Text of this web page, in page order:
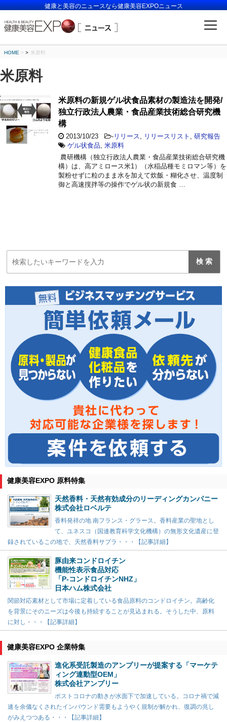
健康と美容のニュースなら健康美容EXPOニュース
HOME > 米原料
米原料
米原料の新規ゲル状食品素材の製造法を開発/
独立行政法人農業・食品産業技術総合研究機
構
2013/10/23 - リリース リリースリスト
研究報告
ゲル状食品 米原料
農研機構（独立行政法人農業・食品産業技術総合研究機
構）は、高アミロース米1）（水稲品種モミロマン等）を
製粉せずに粒のまま水を加えて炊飯・糊化させ、温度制
御と高速撹拌等の操作でゲル状の新規食 …
健康美容EXPO 原料特集
天然香料・天然有効成分のリーディングカンパニー
株式会社ロベルテ
香料発祥の地 南フランス・グラース。香料産業の聖地とし
て、ユネスコ（国連教育科学文化機構）の無形文化遺産に登
録されているこの地で、天然香料サプラ・・・【記事詳細】
豚由来コンドロイチン
機能性表示食品対応
「P-コンドロイチンNHZ」
日本ハム株式会社
関節対応素材として市場に定着している食品原料のコンドロイチン。高齢化
を背景にそのニーズは今後も持続することが見込まれる。そうした中、原料
に対し・・・【記事詳細】
健康美容EXPO 企業特集
進化系受託製造のアンプリーが提案する「マーケテ
ィング連動型OEM」
株式会社アンプリー
ポストコロナの動きが水面下で加速している。コロナ禍で減
速を余儀なくされたインバウンド需要もようやく規制が解かれ、復調の兆し
がみえつつある・・・【記事詳細】